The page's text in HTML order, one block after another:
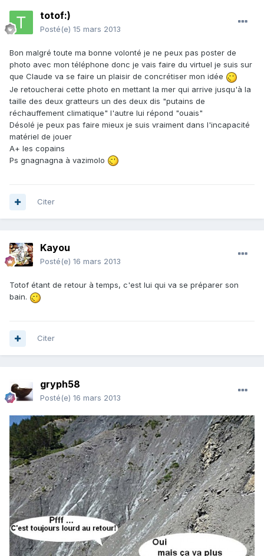
totof:)
Posté(e) 15 mars 2013
Bon malgré toute ma bonne volonté je ne peux pas poster de
photo avec mon téléphone donc je vais faire du virtuel je suis sur
que Claude va se faire un plaisir de concrétiser mon idée
Je retoucherai cette photo en mettant la mer qui arrive jusqu'à la
taille des deux gratteurs un des deux dis "putains de
réchauffement climatique" l'autre lui répond "ouais"
Désolé je peux pas faire mieux je suis vraiment dans l'incapacité
matériel de jouer
A+ les copains
Ps gnagnagna à vazimolo
Citer
Kayou
Posté(e) 16 mars 2013
Totof étant de retour à temps, c'est lui qui va se préparer son
bain.
Citer
gryph58
Posté(e) 16 mars 2013